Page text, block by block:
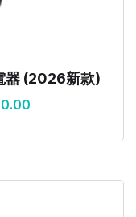
器 (2026新款)